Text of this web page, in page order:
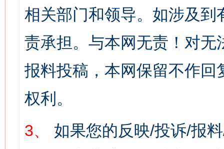
相关部门和领导。如涉及
责承担。与本网无责！对
报料投稿，本网保留不作
权利。
3、
如果您的反映/投诉/报